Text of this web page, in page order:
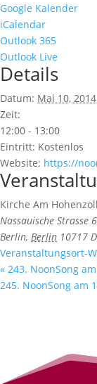
Google Kalender
iCalendar
Outlook 365
Outlook Live
Details
Datum: Mai 10, 2014
Zeit:
12:00 - 13:00
Eintritt: Kostenlos
Website: https://
Kirche Am
Nassauische Strasse
Berlin, Berlin 10717
Veranstaltungsort-
« 243. NoonSong
245. NoonSong am